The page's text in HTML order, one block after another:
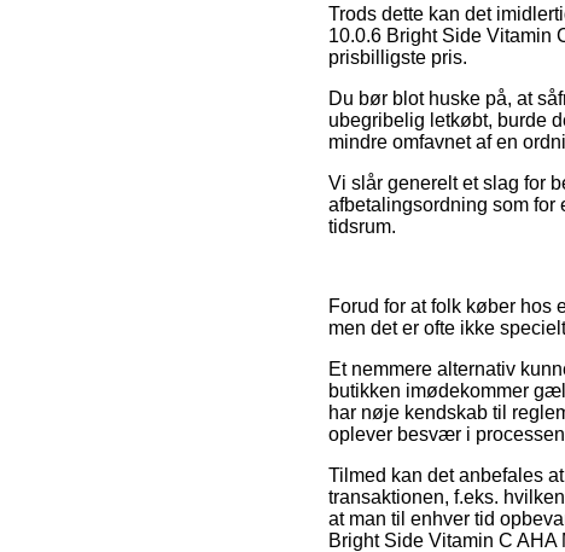
Trods dette kan det
10.0.6 Bright Side Vitamin
prisbilligste pris.
Du bør blot huske på, at
ubegribelig letkøbt, burde
mindre omfavnet af en
Vi slår generelt et slag for
afbetalingsordning som for
tidsrum.
Forud for at folk køber hos
men det er ofte ikke
Et nemmere alternativ
butikken imødekommer
har nøje kendskab til
oplever besvær i
Tilmed kan det anbefales
transaktionen, f.eks.
at man til enhver tid
Bright Side Vitamin C AHA